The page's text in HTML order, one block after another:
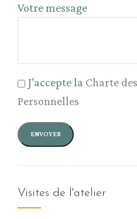
Votre message
J’accepte la Charte
Personnelles
Visites de l'atelier